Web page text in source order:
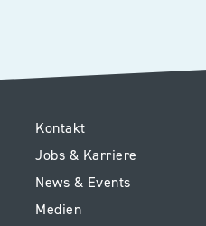
Service
Kinderspital
Kontakt
Jobs & Karriere
News & Events
Medien